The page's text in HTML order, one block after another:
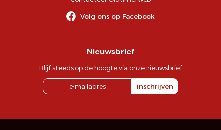
Volg ons op Facebook
Nieuwsbrief
Blijf steeds op de hoogte via onze nieuwsbrief
inschrijven